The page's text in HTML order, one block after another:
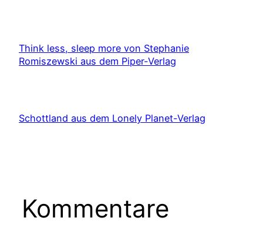
Think less, sleep more von Stephanie
Romiszewski aus dem Piper-Verlag
Schottland aus dem Lonely Planet-Verlag
Kommentare